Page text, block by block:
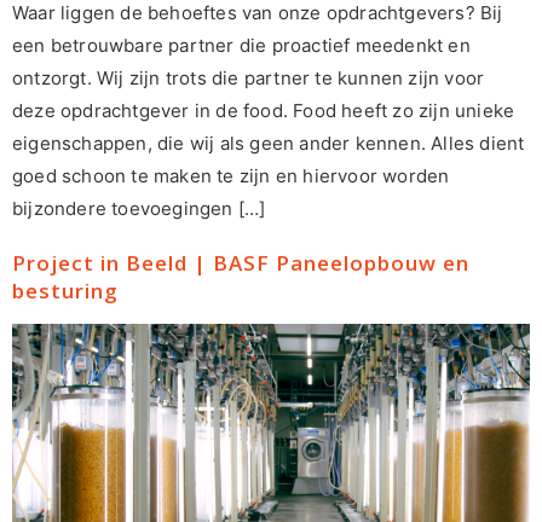
Waar liggen de behoeftes van onze opdrachtgevers? Bij
een betrouwbare partner die proactief meedenkt en
ontzorgt. Wij zijn trots die partner te kunnen zijn voor
deze opdrachtgever in de food. Food heeft zo zijn unieke
eigenschappen, die wij als geen ander kennen. Alles dient
goed schoon te maken te zijn en hiervoor worden
bijzondere toevoegingen […]
Project in Beeld | BASF Paneelopbouw en
besturing